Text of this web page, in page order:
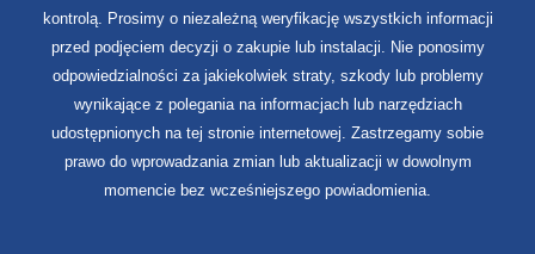
kontrolą. Prosimy o niezależną weryfikację wszystkich informacji
przed podjęciem decyzji o zakupie lub instalacji. Nie ponosimy
odpowiedzialności za jakiekolwiek straty, szkody lub problemy
wynikające z polegania na informacjach lub narzędziach
udostępnionych na tej stronie internetowej. Zastrzegamy sobie
prawo do wprowadzania zmian lub aktualizacji w dowolnym
momencie bez wcześniejszego powiadomienia.